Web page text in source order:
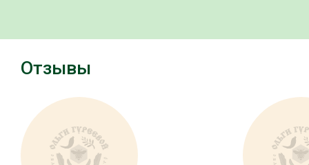
Отзывы